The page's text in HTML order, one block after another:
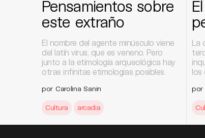
Pensamientos sobre
este extraño
El nombre del agente minúsculo viene
del latín virus, que es veneno. Pero
junto a la etimología arqueológica hay
otras infinitas etimologías posibles.
por Carolina Sanin
Cultura arcadia
La
los
por